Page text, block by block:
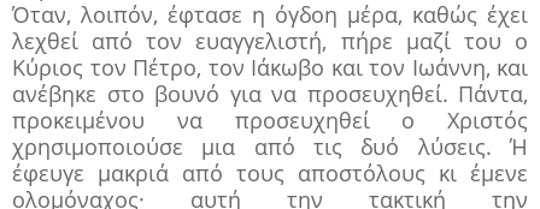
Όταν, λοιπόν, έφτασε η όγδοη μέρα, καθώς έχει
λεχθεί από τον ευαγγελιστή, πήρε μαζί του ο
Κύριος τον Πέτρο, τον Ιάκωβο και τον Ιωάννη, και
ανέβηκε στο βουνό για να προσευχηθεί. Πάντα,
προκειμένου να προσευχηθεί ο Χριστός
χρησιμοποιούσε μια από τις δυό λύσεις. Ή
έφευγε μακριά από τους αποστόλους κι έμενε
ολομόναχος· αυτή την τακτική την